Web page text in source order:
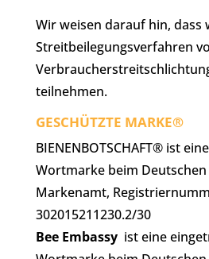
Wir weisen darauf hin, dass
Streitbeilegungsverfahren
teilnehmen.
GESCHÜTZTE MARKE®
BIENENBOTSCHAFT® ist
Wortmarke beim
Markenamt,
302015211230.2/30
Bee Embassyist eine